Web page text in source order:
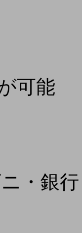
可能
・銀